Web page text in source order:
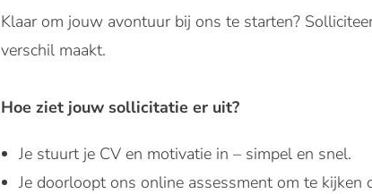
Klaar om jouw avontuur bij ons te starten?
verschil maakt.
Hoe ziet jouw sollicitatie er uit?
Je stuurt je CV en motivatie in – simpel en snel.
Je doorloopt ons online assessment om te kijken